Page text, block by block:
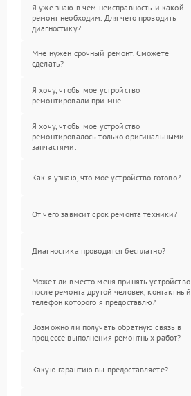
Я уже знаю в чем неисправность и какой
ремонт необходим. Для чего проводить
диагностику?
Мне нужен срочный ремонт. Сможете
сделать?
Я хочу, чтобы мое устройство
ремонтировали при мне.
Я хочу, чтобы мое устройство
ремонтировалось только оригинальными
запчастями.
Как я узнаю, что мое устройство готово?
От чего зависит срок ремонта техники?
Диагностика проводится бесплатно?
Может ли вместо меня принять устройство
после ремонта другой человек, контактный
телефон которого я предоставлю?
Возможно ли получать обратную связь в
процессе выполнения ремонтных работ?
Какую гарантию вы предоставляете?